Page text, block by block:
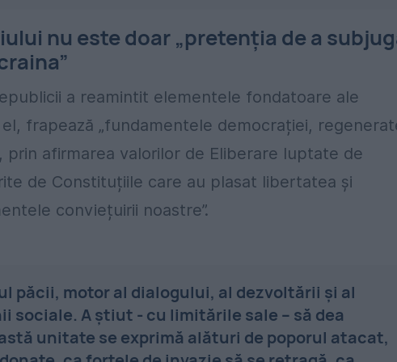
nu este doar „pretenția de a
a reamintit elementele fondatoare ale
frapează „fundamentele democrației,
afirmarea valorilor de Eliberare luptate de
de Constituțiile care au plasat libertatea și
conviețuirii noastre”.
păcii, motor al dialogului, al dezvoltării și al
A ştiut - cu limitările sale – să dea
unitate se exprimă alături de poporul atacat,